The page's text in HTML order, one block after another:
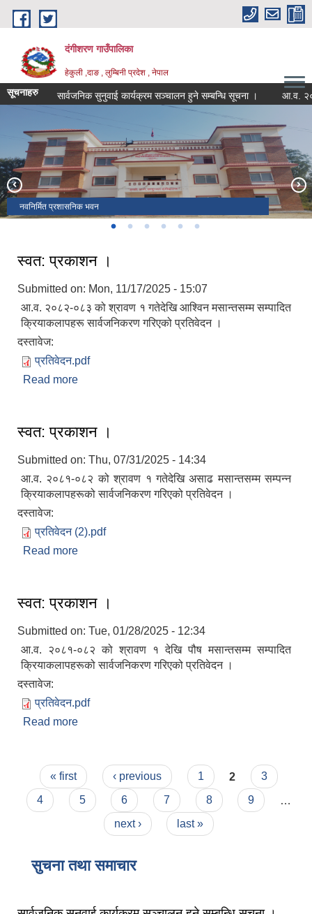
Skip to main content
दंगीशरण गाउँपालिका
हेकुली ,दाङ , लुम्बिनी प्रदेश , नेपाल
सूचनाहरुसार्वजनिक सुनुवाई कार्यक्रम सञ्चालन हुने सम्बन्धि सूचना । आ.व. २०८२/
नवनिर्मित प्रशासनिक भवन
वडा नं १ र ४ जोड्ने बबई नदी पुल
विरेन्द्र मावि हेकुली परिसर , पृष्ठभूमीमा ऐतिहासिक राजाकोट
स्वास्थ्य चौकी हेकुली
वडा नं.१ को भञ्जयाङबाट देखिएको दृष्य
सम्माननीय राष्ट्रपतिबाट सम्मानित उत्कष्ट सूचना अधिकारी टेक बहादुर खत्री
स्वत: प्रकाशन ।
Submitted on: Mon, 11/17/2025 - 15:07
आ.व. २०८२-०८३ को श्रावण १ गतेदेखि आश्विन मसान्तसम्म सम्पादित
क्रियाकलापहरू सार्वजनिकरण गरिएको प्रतिवेदन ।
दस्तावेज:
प्रतिवेदन.pdf
Read more
स्वत: प्रकाशन ।
Submitted on: Thu, 07/31/2025 - 14:34
आ.व. २०८१-०८२ को श्रावण १ गतेदेखि असाढ मसान्तसम्म सम्पन्न
क्रियाकलापहरूको सार्वजनिकरण गरिएको प्रतिवेदन ।
दस्तावेज:
प्रतिवेदन (2).pdf
Read more
स्वत: प्रकाशन ।
Submitted on: Tue, 01/28/2025 - 12:34
आ.व. २०८१-०८२ को श्रावण १ देखि पौष मसान्तसम्म सम्पादित
क्रियाकलापहरूको सार्वजनिकरण गरिएको प्रतिवेदन ।
दस्तावेज:
प्रतिवेदन.pdf
Read more
Pages
« first ‹ previous 1 2
3
4
5 6 7 8 9
next ›
last »
सुचना तथा समाचार